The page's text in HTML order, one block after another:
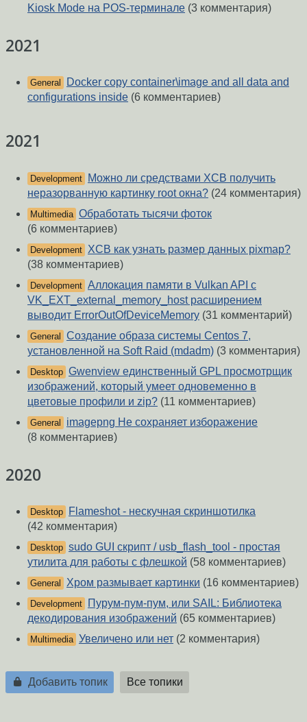
Kiosk Mode на POS-терминале (3 комментария)
2021
General
Docker copy container\image and all data and
configurations inside (6 комментариев)
2021
Development
Можно ли средствами XCB получить
неразорванную картинку root окна? (24 комментария)
Multimedia Обработать тысячи фоток
(6 комментариев)
Development XCB как узнать размер данных pixmap?
(38 комментариев)
Development Аллокация памяти в Vulkan API с
VK_EXT_external_memory_host расширением
выводит ErrorOutOfDeviceMemory (31 комментарий)
General Создание образа системы Centos 7,
установленной на Soft Raid (mdadm) (3 комментария)
Desktop Gwenview единственный GPL просмотрщик
изображений, который умеет одновеменно в
цветовые профили и zip? (11 комментариев)
General
imagepng Не сохраняет изборажение
(8 комментариев)
2020
Desktop
Flameshot - нескучная скриншотилка
(42 комментария)
Desktop sudo GUI скрипт / usb_flash_tool - простая
утилита для работы с флешкой (58 комментариев)
General Хром размывает картинки (16 комментариев)
Development
Пурум-пум-пум, или SAIL: Библиотека
декодирования изображений (65 комментариев)
Multimedia Увеличено или нет (2 комментария)
Добавить топик Все топики